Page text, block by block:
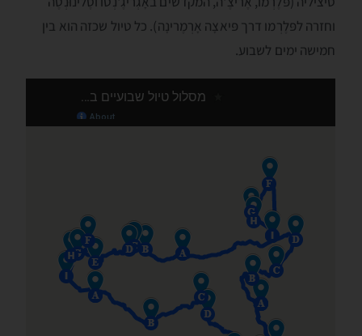
וחזרה לפּלֶרְמו דרך פּיאצָה אָרְמֶרינָה). כל טיול שכזה הוא בין
חמישה ימים לשבוע.